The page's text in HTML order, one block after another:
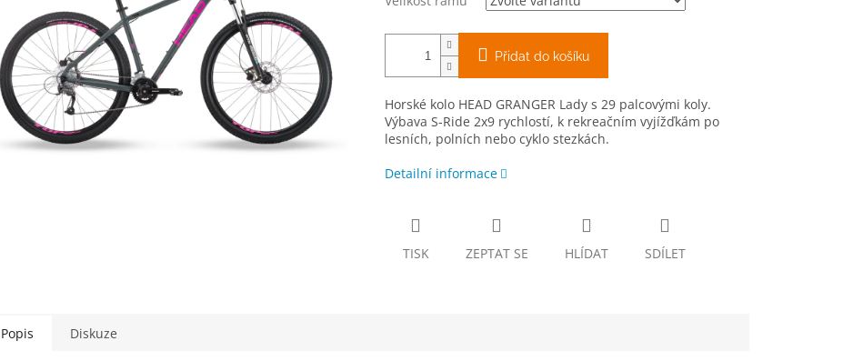
Přidat do košíku
Horské kolo HEAD GRANGER Lady s 29 palcovými koly.
Výbava S-Ride 2x9 rychlostí, k rekreačním vyjížďkám po
lesních, polních nebo cyklo stezkách.
Detailní informace
TISK ZEPTAT SE HLÍDAT SDÍLET
Popis Diskuze